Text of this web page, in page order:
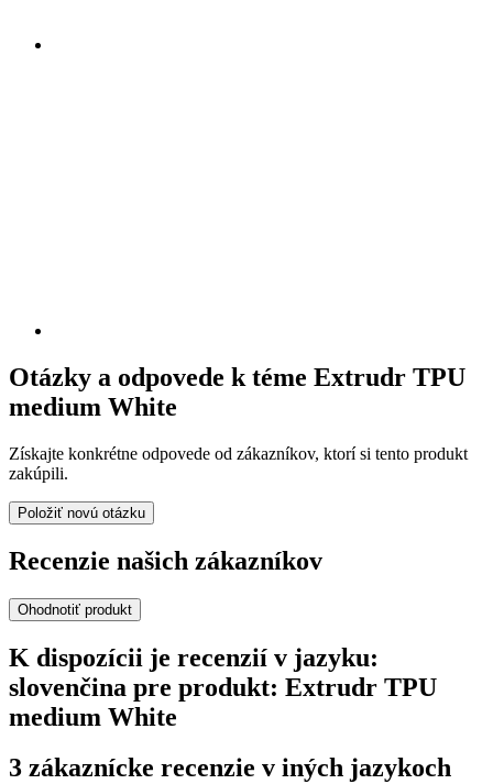
Otázky a odpovede k téme Extrudr TPU
medium White
Získajte konkrétne odpovede od zákazníkov, ktorí si tento produkt
zakúpili.
Položiť novú otázku
Recenzie našich zákazníkov
Ohodnotiť produkt
K dispozícii je recenzií v jazyku:
slovenčina pre produkt: Extrudr TPU
medium White
3 zákaznícke recenzie v iných jazykoch